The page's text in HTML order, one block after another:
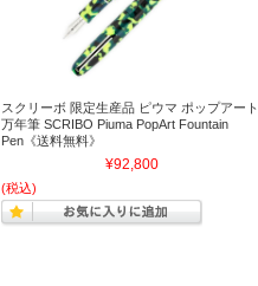
スクリーボ 限定生産品 ピウマ ポップアート
万年筆 SCRIBO Piuma PopArt Fountain
Pen《送料無料》
¥92,800
(税込)